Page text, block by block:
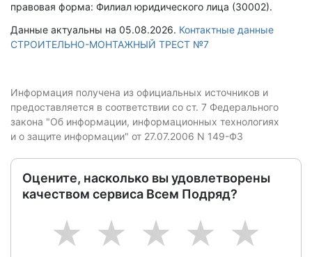
правовая форма: Филиал юридического лица (30002).
Данные актуальны на 05.08.2026. Контактные данные
СТРОИТЕЛЬНО-МОНТАЖНЫЙ ТРЕСТ №7
Информация получена из официальных источников и
предоставляется в соответствии со ст. 7 Федерального
закона "Об информации, информационных технологиях
и о защите информации" от 27.07.2006 N 149-ФЗ
Оцените, насколько вы удовлетворены
качеством сервиса Всем Подряд?
5
4
3
2
1